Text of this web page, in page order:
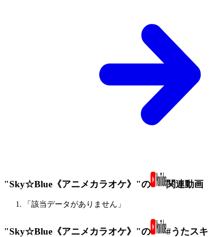
"Sky☆Blue《アニメカラオケ》"の 関連動画
「該当データがありません」
"Sky☆Blue《アニメカラオケ》"の
#うたスキ